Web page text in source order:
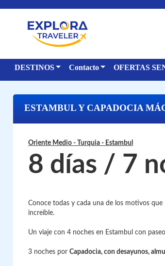
DESTINOS Contacto OFERTAS
ESTAMBUL Y CAPADOCIA
Oriente Medio - Turquia - Estambul
8 días / 7
Conoce todas y cada una de los motivos que
increíble.
Un viaje con 4 noches en Estambul con
3 noches por Capadocia, con desayunos,